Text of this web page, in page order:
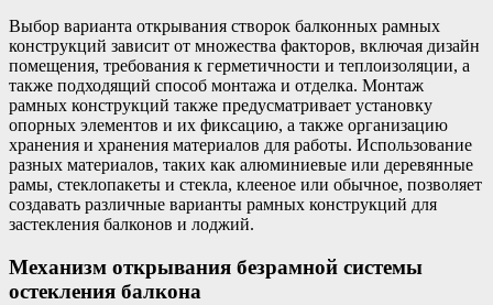
Выбор варианта открывания створок балконных рамных
конструкций зависит от множества факторов, включая дизайн
помещения, требования к герметичности и теплоизоляции, а
также подходящий способ монтажа и отделка. Монтаж
рамных конструкций также предусматривает установку
опорных элементов и их фиксацию, а также организацию
хранения и хранения материалов для работы. Использование
разных материалов, таких как алюминиевые или деревянные
рамы, стеклопакеты и стекла, клееное или обычное, позволяет
создавать различные варианты рамных конструкций для
застекления балконов и лоджий.
Механизм открывания безрамной системы
остекления балкона